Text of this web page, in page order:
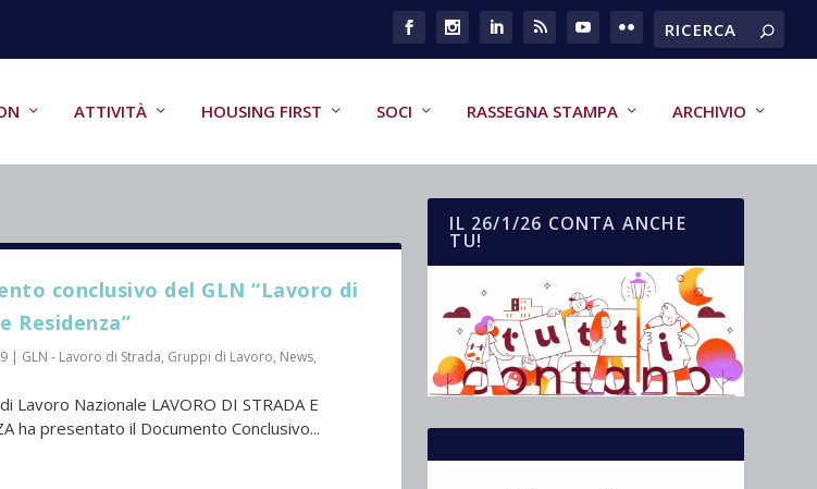
ATTIVITÀ HOUSING FIRST SOCI RASSEGNA STAMPA ARCHIVIO
conclusivo del GLN “Lavoro di
Residenza”
| GLN - Lavoro di Strada, Gruppi di Lavoro, News,
Lavoro Nazionale LAVORO DI STRADA E
ha presentato il Documento Conclusivo...
IL 26/1/26 CONTA ANCHE
TU!